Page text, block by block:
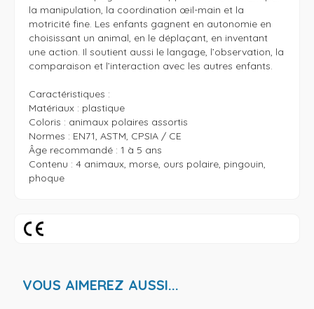
la manipulation, la coordination œil-main et la
motricité fine. Les enfants gagnent en autonomie en
choisissant un animal, en le déplaçant, en inventant
une action. Il soutient aussi le langage, l’observation, la
comparaison et l’interaction avec les autres enfants.
Caractéristiques :
Matériaux : plastique
Coloris : animaux polaires assortis
Normes : EN71, ASTM, CPSIA / CE
Âge recommandé : 1 à 5 ans
Contenu : 4 animaux, morse, ours polaire, pingouin,
phoque
VOUS AIMEREZ AUSSI...